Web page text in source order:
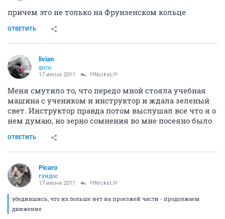
причем это не только на Фрунзенском кольце
ОТВЕТИТЬ
livian
guru
17 июня 2011 !!!NickeL!!!
Меня смутило то, что передо мной стояла учебная
машина с учеником и инструктор и ждала зеленый
свет. Инструктор правда потом выслушал все что я о
нем думаю, но зерно сомнения во мне посеяно было.
ОТВЕТИТЬ
Picaro
гундос
17 июня 2011 !!!NickeL!!!
убедившись, что их больше нет на проезжей части - продолжаем
движение